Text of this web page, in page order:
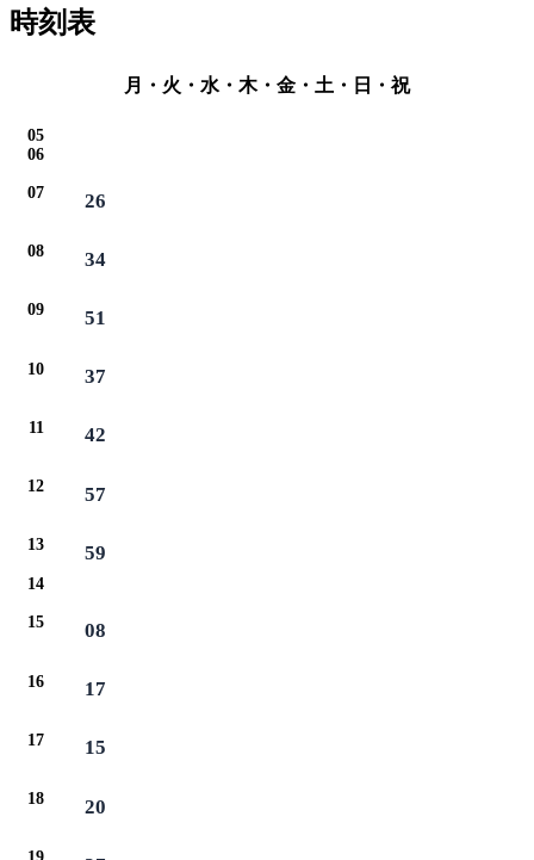
時刻表
月・火・水・木・金・土・日・祝
05
06
07 26
08 34
09 51
10 37
11 42
12 57
13 59
14
15 08
16 17
17 15
18 20